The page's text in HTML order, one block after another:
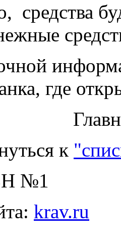
средства
где
к
№1
krav.ru